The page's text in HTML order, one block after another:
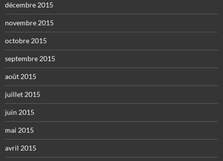
décembre 2015
novembre 2015
octobre 2015
septembre 2015
août 2015
juillet 2015
juin 2015
mai 2015
avril 2015